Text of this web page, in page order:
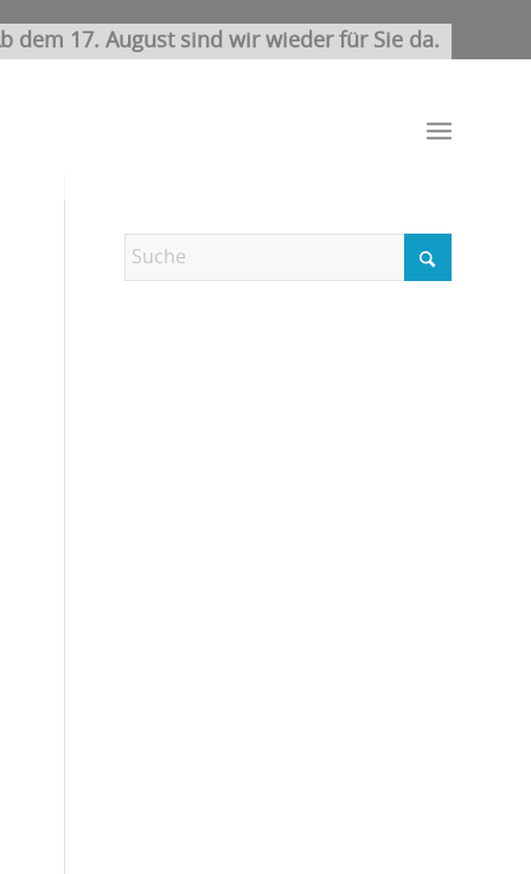
dem 17. August sind wir wieder für Sie da.